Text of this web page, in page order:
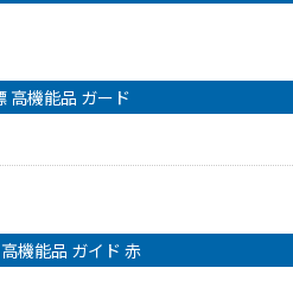
高機能品 ガード
機能品 ガイド 赤